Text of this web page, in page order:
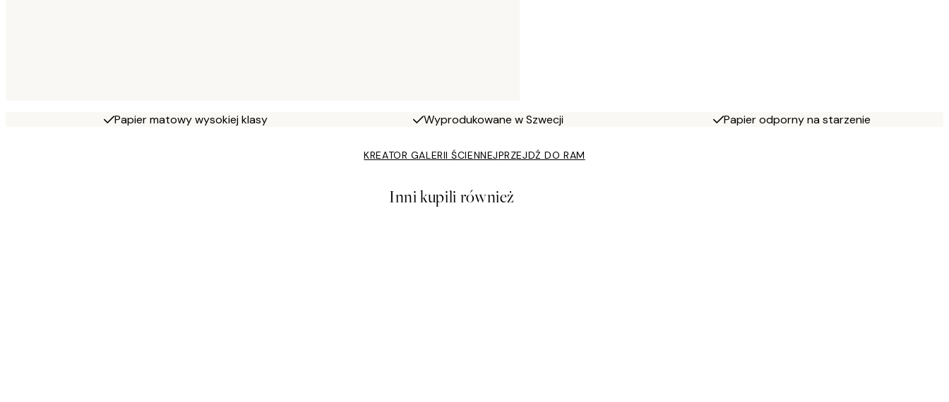
Papier matowy wysokiej klasy Wyprodukowane w Szwecji Papier odporny na starzenie
KREATOR GALERII ŚCIENNEJPRZEJDŹ DO RAM
Inni kupili również